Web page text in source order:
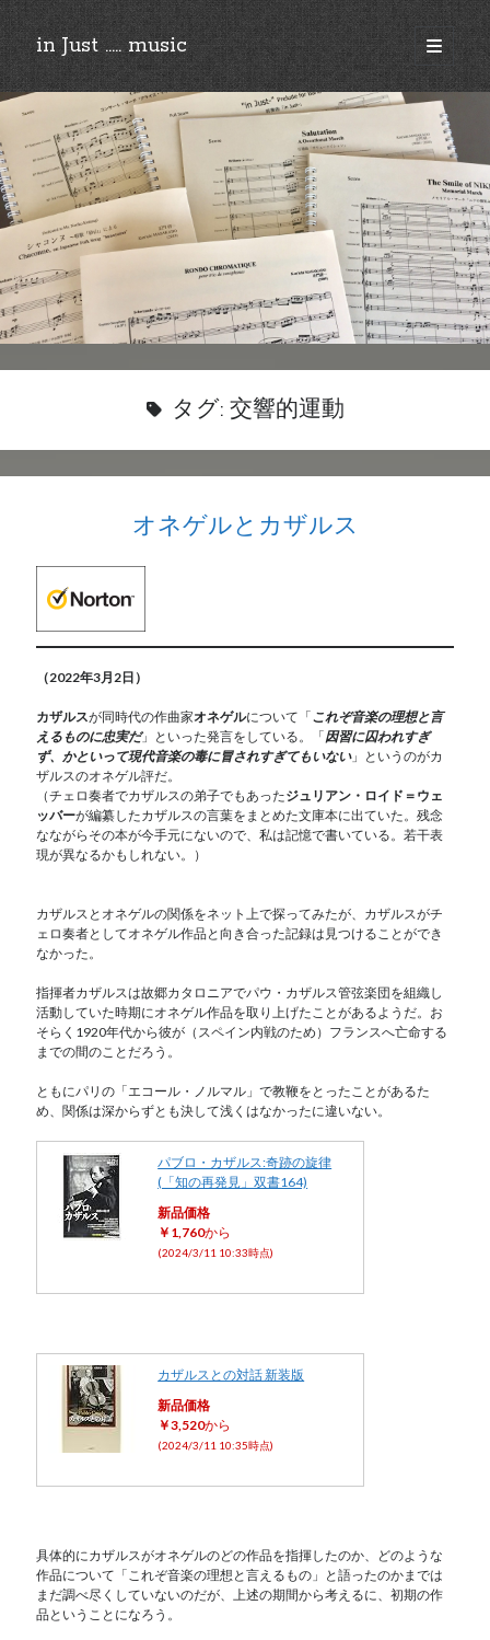
in Just ..... music
open
primary
menu
Sidebar
©︎2018-2025 by Ken’ichi MASAKADO, All rights reserved.
タグ: 交響的運動
オネゲルとカザルス
（2022年3月2日）
カザルスが同時代の作曲家オネゲルについて「これぞ音楽の理想と言
えるものに忠実だ」といった発言をしている。「因習に囚われすぎ
ず、かといって現代音楽の毒に冒されすぎてもいない」というのがカ
ザルスのオネゲル評だ。
（チェロ奏者でカザルスの弟子でもあったジュリアン・ロイド＝ウェ
ッバーが編纂したカザルスの言葉をまとめた文庫本に出ていた。残念
なながらその本が今手元にないので、私は記憶で書いている。若干表
現が異なるかもしれない。）
カザルスとオネゲルの関係をネット上で探ってみたが、カザルスがチ
ェロ奏者としてオネゲル作品と向き合った記録は見つけることができ
なかった。
指揮者カザルスは故郷カタロニアでパウ・カザルス管弦楽団を組織し
活動していた時期にオネゲル作品を取り上げたことがあるようだ。お
そらく1920年代から彼が（スペイン内戦のため）フランスへ亡命する
までの間のことだろう。
ともにパリの「エコール・ノルマル」で教鞭をとったことがあるた
め、関係は深からずとも決して浅くはなかったに違いない。
パブロ・カザルス:奇跡の旋律
(「知の再発見」双書164)
新品価格
￥1,760から
(2024/3/11 10:33時点)
カザルスとの対話 新装版
新品価格
￥3,520から
(2024/3/11 10:35時点)
具体的にカザルスがオネゲルのどの作品を指揮したのか、どのような
作品について「これぞ音楽の理想と言えるもの」と語ったのかまでは
まだ調べ尽くしていないのだが、上述の期間から考えるに、初期の作
品ということになろう。